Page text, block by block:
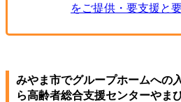
をご提供・要支援と
みやま市でグループホームへの
ら高齢者総合支援センターやま